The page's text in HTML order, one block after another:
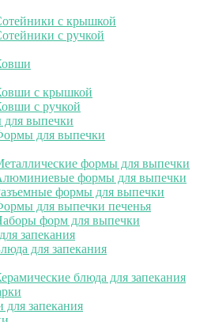
с крышкой
с ручкой
с крышкой
с ручкой
выпечки
для выпечки
формы для выпечки
формы для выпечки
формы для выпечки
для выпечки печенья
форм для выпечки
запекания
для запекания
блюда для запекания
для запекания